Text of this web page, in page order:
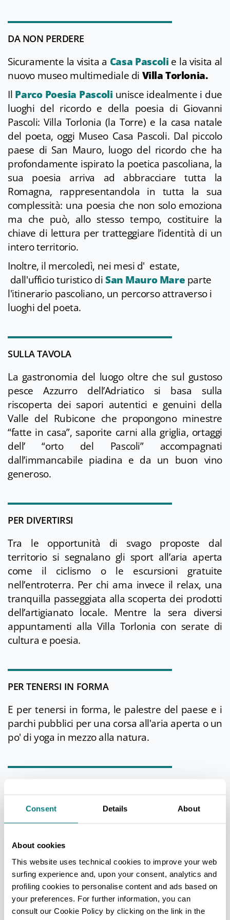
Consent Details About
About cookies
This website uses technical cookies to improve your web
surfing experience and, upon your consent, analytics and
profiling cookies to personalise content and ads based on
your preferences. For further information, you can
consult our Cookie Policy by clicking on the link in the
DA NON PERDERE
Sicuramente la visita a Casa Pascoli e la visita al
nuovo museo multimediale di Villa Torlonia.
Il Parco Poesia Pascoli unisce idealmente i due
luoghi del ricordo e della poesia di Giovanni
Pascoli: Villa Torlonia (la Torre) e la casa natale
del poeta, oggi Museo Casa Pascoli. Dal piccolo
paese di San Mauro, luogo del ricordo che ha
profondamente ispirato la poetica pascoliana, la
sua poesia arriva ad abbracciare tutta la
Romagna, rappresentandola in tutta la sua
complessità: una poesia che non solo emoziona
ma che può, allo stesso tempo, costituire la
chiave di lettura per tratteggiare l’identità di un
intero territorio.
Inoltre, il mercoledì, nei mesi d' estate,
dall'ufficio turistico diSan Mauro Mare parte
l'itinerario pascoliano, un percorso attraverso i
luoghi del poeta.
SULLA TAVOLA
La gastronomia del luogo oltre che sul gustoso
pesce Azzurro dell’Adriatico si basa sulla
riscoperta dei sapori autentici e genuini della
Valle del Rubicone che propongono minestre
“fatte in casa”, saporite carni alla griglia, ortaggi
dell’ “orto del Pascoli” accompagnati
dall’immancabile piadina e da un buon vino
generoso.
PER DIVERTIRSI
Tra le opportunità di svago proposte dal
territorio si segnalano gli sport all’aria aperta
come il ciclismo o le escursioni gratuite
nell’entroterra. Per chi ama invece il relax, una
tranquilla passeggiata alla scoperta dei prodotti
dell’artigianato locale. Mentre la sera diversi
appuntamenti alla Villa Torlonia con serate di
cultura e poesia.
PER TENERSI IN FORMA
E per tenersi in forma, le palestre del paese e i
parchi pubblici per una corsa all'aria aperta o un
po' di yoga in mezzo alla natura.
Nelle sere d’estate la corte della villa si anima:
potrete partecipare alle feste sull’aia, ascoltare
rappresentazioni teatrali o lasciarvi trasportare
dalle suggestioni della rassegna «Il Giardino
della Poesia».Per tutto l’anno da non perdere
il ricco programma eventi del nuovoVilla
Torlonia Teatro.